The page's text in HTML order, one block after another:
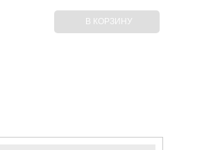
В КОРЗИНУ